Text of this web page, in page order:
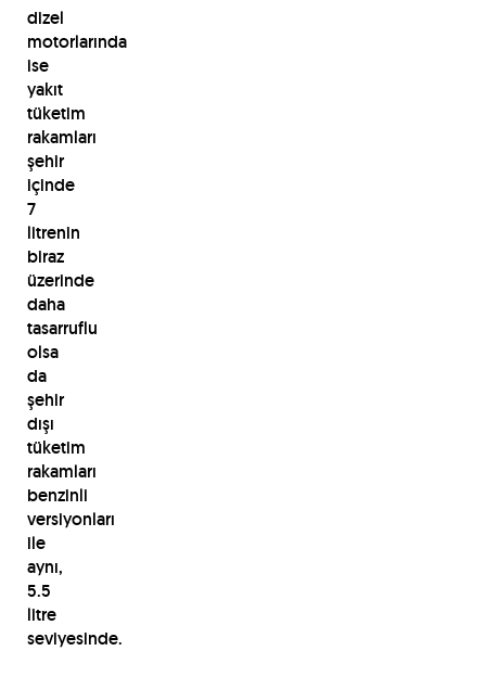
dizel
motorlarında
ise
yakıt
tüketim
rakamları
şehir
içinde
7
litrenin
biraz
üzerinde
daha
tasarruflu
olsa
da
şehir
dışı
tüketim
rakamları
benzinli
versiyonları
ile
aynı,
5.5
litre
seviyesinde.